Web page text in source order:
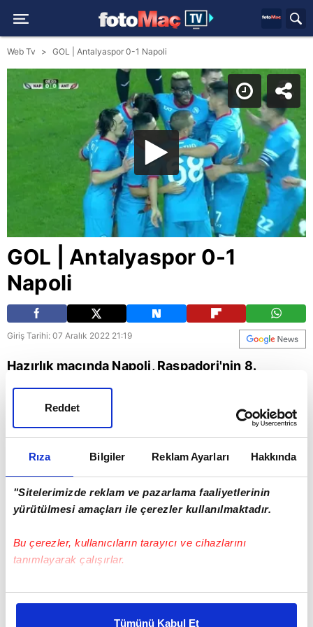
Rıza Bilgiler Reklam Ayarları Hakkında
"Sitelerimizde reklam ve pazarlama faaliyetlerinin
yürütülmesi amaçları ile çerezler kullanılmaktadır.
Bu çerezler, kullanıcıların tarayıcı ve cihazlarını
tanımlayarak çalışırlar.
Bu çerezlere izin vermeniz halinde sizlere özel
Tümünü Kabul Et
Reddet
Web Tv GOL | Antalyaspor 0-1 Napoli
GOL | Antalyaspor 0-1
Napoli
Giriş Tarihi: 07 Aralık 2022 21:19
Hazırlık maçında Napoli, Raspadori'nin 8.
dakikada attığı golle Antalyaspor karşısında 1-0
öne geçti.